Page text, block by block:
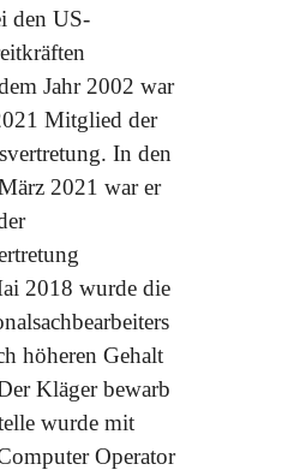
den US-
Jahr 2002 war
Mitglied der
In den
2021 war er
2018 wurde die
höheren Gehalt
Kläger bewarb
wurde mit
Operator